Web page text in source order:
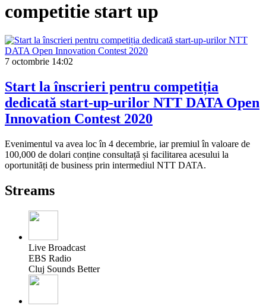
competitie start up
7 octombrie 14:02
Start la înscrieri pentru competiția
dedicată start-up-urilor NTT DATA Open
Innovation Contest 2020
Evenimentul va avea loc în 4 decembrie, iar premiul în valoare de
100,000 de dolari conține consultață și facilitarea acesului la
oportunități de business prin intermediul NTT DATA.
Streams
Live Broadcast
EBS Radio
Cluj Sounds Better